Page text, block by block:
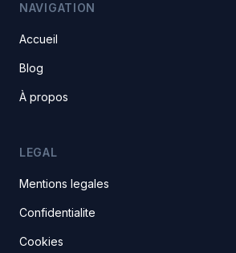
NAVIGATION
Accueil
Blog
À propos
LEGAL
Mentions legales
Confidentialite
Cookies